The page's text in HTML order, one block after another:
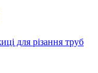
для різання труб